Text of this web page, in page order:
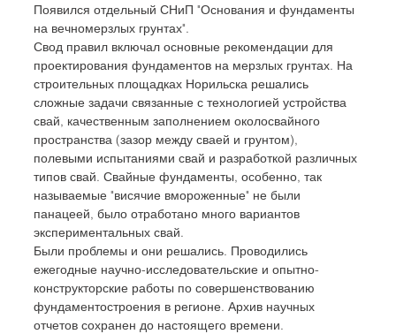
Появился отдельный СНиП "Основания и фундаменты
на вечномерзлых грунтах".
Свод правил включал основные рекомендации для
проектирования фундаментов на мерзлых грунтах. На
строительных площадках Норильска решались
сложные задачи связанные с технологией устройства
свай, качественным заполнением околосвайного
пространства (зазор между сваей и грунтом),
полевыми испытаниями свай и разработкой различных
типов свай. Свайные фундаменты, особенно, так
называемые "висячие вмороженные" не были
панацеей, было отработано много вариантов
экспериментальных свай.
Были проблемы и они решались. Проводились
ежегодные научно-исследовательские и опытно-
конструкторские работы по совершенствованию
фундаментостроения в регионе. Архив научных
отчетов сохранен до настоящего времени.